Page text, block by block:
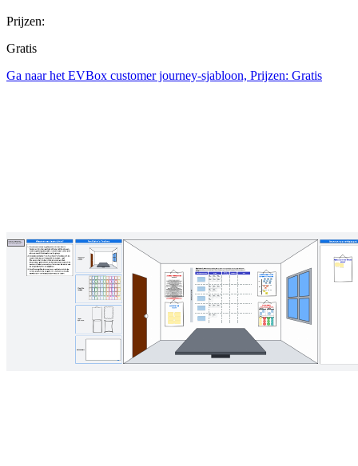
Prijzen:
Gratis
Ga naar het EVBox customer journey-sjabloon, Prijzen: Gratis